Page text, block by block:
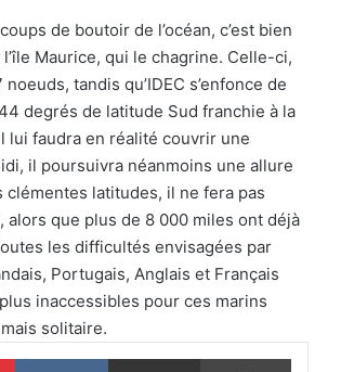
de boutoir de l’océan, c’est bien
Maurice, qui le chagrine. Celle-ci,
tandis qu’IDEC s’enfonce de
degrés de latitude Sud franchie à la
lui faudra en réalité couvrir une
il poursuivra néanmoins une allure
latitudes, il ne fera pas
que plus de 8 000 miles ont déjà
les difficultés envisagées par
Portugais, Anglais et Français
inaccessibles pour ces marins
solitaire.
Pinterest VKontakte Partager par email Imprimer
The Famous Project CIC : un record du
monde homologué, une aventure
collective soutenue par IDEC SPORT
THE FAMOUS PROJECT CIC – Et si on
se refaisait l’histoire de cette
performance historique !
THE FAMOUS PROJECT CIC – ELLES
L’ONT FAIT ET CA… CE N’EST PAS RIEN !
THE FAMOUS PROJECT CIC MARQUE
L’HISTOIRE